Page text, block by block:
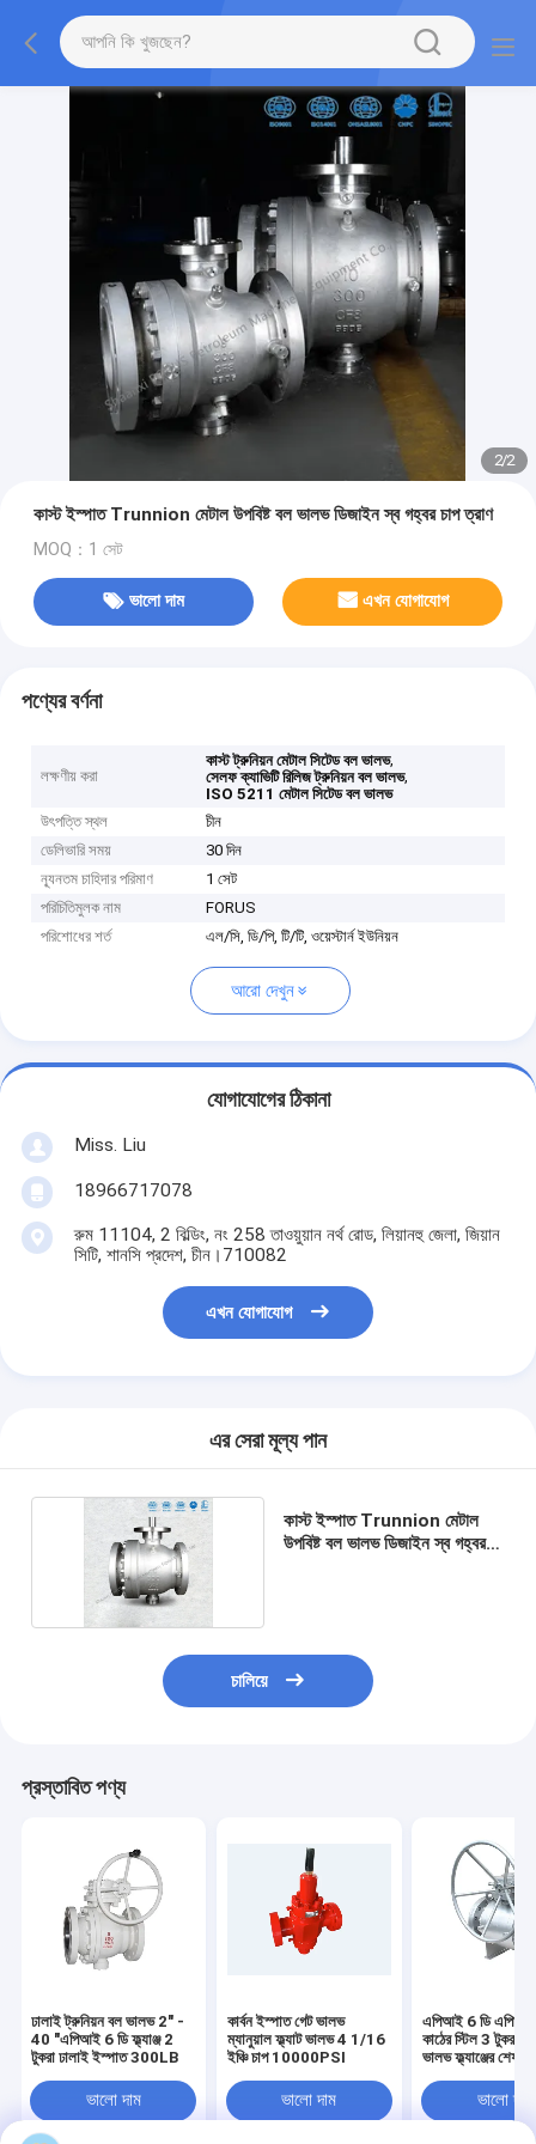
2/2
কাস্ট ইস্পাত Trunnion মেটাল উপবিষ্ট বল ভালভ ডিজাইন স্ব গহ্বর চাপ ত্রাণ
MOQ：1 সেট
ভালো দাম এখন যোগাযোগ
পণ্যের বর্ণনা
লক্ষণীয় করা
কাস্ট ট্রুনিয়ন মেটাল সিটেড বল ভালভ,
সেলফ ক্যাভিটি রিলিজ ট্রুনিয়ন বল ভালভ,
ISO 5211 মেটাল সিটেড বল ভালভ
উৎপত্তি স্থল
চীন
ডেলিভারি সময়
30 দিন
ন্যূনতম চাহিদার পরিমাণ
1 সেট
পরিচিতিমুলক নাম
FORUS
পরিশোধের শর্ত
এল/সি, ডি/পি, টি/টি, ওয়েস্টার্ন ইউনিয়ন
আরো দেখুন
যোগাযোগের ঠিকানা
Miss. Liu
18966717078
রুম 11104, 2 বিল্ডিং, নং 258 তাওয়ুয়ান নর্থ রোড, লিয়ানহু জেলা, জিয়ান
সিটি, শানসি প্রদেশ, চীন।710082
এখন যোগাযোগ
এর সেরা মূল্য পান
কাস্ট ইস্পাত Trunnion মেটাল
উপবিষ্ট বল ভালভ ডিজাইন স্ব গহ্বর
চালিয়ে
প্রস্তাবিত পণ্য
ঢালাই ট্রুনিয়ন বল ভালভ 2" -
40 "এপিআই 6 ডি ফ্ল্যাঞ্জ 2
টুকরা ঢালাই ইস্পাত 300LB
ভালো দাম
কার্বন ইস্পাত গেট ভালভ
ম্যানুয়াল ফ্ল্যাট ভালভ 4 1/16
ইঞ্চি চাপ 10000PSI
ভালো দাম
এপিআই 6 ডি
কাঠের স্টিল 3 টুকরা
ভালভ ফ্ল্যাঞ্জের শেষ
ভালো দাম